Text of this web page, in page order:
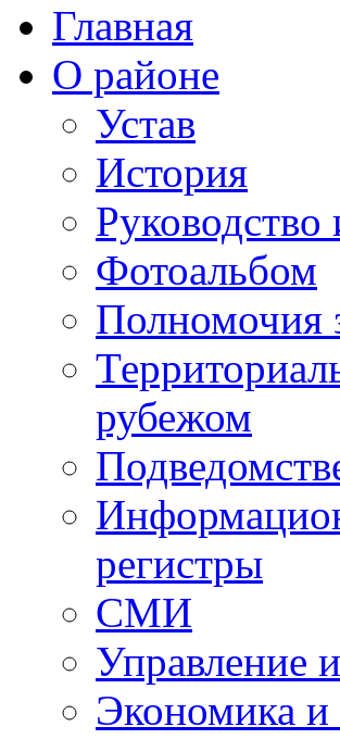
Главная
О районе
Устав
История
Руководство
Фотоальбом
Полномочия
рубежом
регистры
СМИ
Управление
Экономика и